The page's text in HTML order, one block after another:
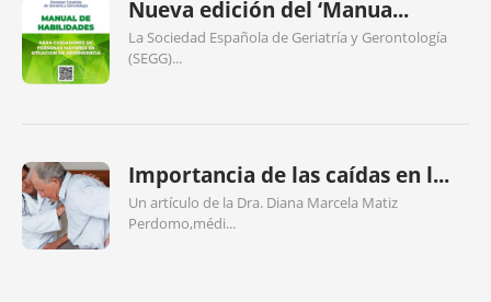
Nueva edición del ‘Manua...
La Sociedad Española de Geriatría y Gerontología
(SEGG)...
Importancia de las caídas en l...
Un artículo de la Dra. Diana Marcela Matiz
Perdomo,médi...